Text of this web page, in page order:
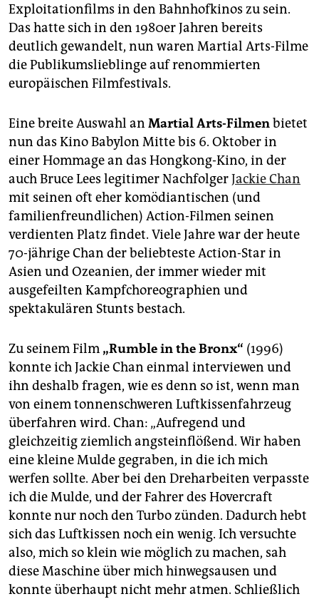
Exploitationfilms in den Bahnhofkinos zu sein.
Das hatte sich in den 1980er Jahren bereits
deutlich gewandelt, nun waren Martial Arts-Filme
die Publikumslieblinge auf renommierten
europäischen Filmfestivals.
Eine breite Auswahl an Martial Arts-Filmenbietet
nun das Kino Babylon Mitte bis 6. Oktober in
einer Hommage an das Hongkong-Kino, in der
auch Bruce Lees legitimer NachfolgerJackie Chan
mit seinen oft eher komödiantischen (und
familienfreundlichen) Action-Filmen seinen
verdienten Platz findet. Viele Jahre war der heute
70-jährige Chan der beliebteste Action-Star in
Asien und Ozeanien, der immer wieder mit
ausgefeilten Kampfchoreographien und
spektakulären Stunts bestach.
Zu seinem Film „Rumble in the Bronx“ (1996)
konnte ich Jackie Chan einmal interviewen und
ihn deshalb fragen, wie es denn so ist, wenn man
von einem tonnenschweren Luftkissenfahrzeug
überfahren wird. Chan: „Aufregend und
gleichzeitig ziemlich angsteinflößend. Wir haben
eine kleine Mulde gegraben, in die ich mich
werfen sollte. Aber bei den Dreharbeiten verpasste
ich die Mulde, und der Fahrer des Hovercraft
konnte nur noch den Turbo zünden. Dadurch hebt
sich das Luftkissen noch ein wenig. Ich versuchte
also, mich so klein wie möglich zu machen, sah
diese Maschine über mich hinwegsausen und
konnte überhaupt nicht mehr atmen. Schließlich